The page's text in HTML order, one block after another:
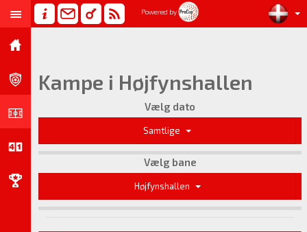
Powered by
Kampe i Højfynshallen
Vælg dato
Samtlige
Vælg bane
Højfynshallen